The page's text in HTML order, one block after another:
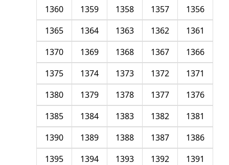
1356
1357
1358
1359
1360
1361
1362
1363
1364
1365
1366
1367
1368
1369
1370
1371
1372
1373
1374
1375
1376
1377
1378
1379
1380
1381
1382
1383
1384
1385
1386
1387
1388
1389
1390
1391
1392
1393
1394
1395